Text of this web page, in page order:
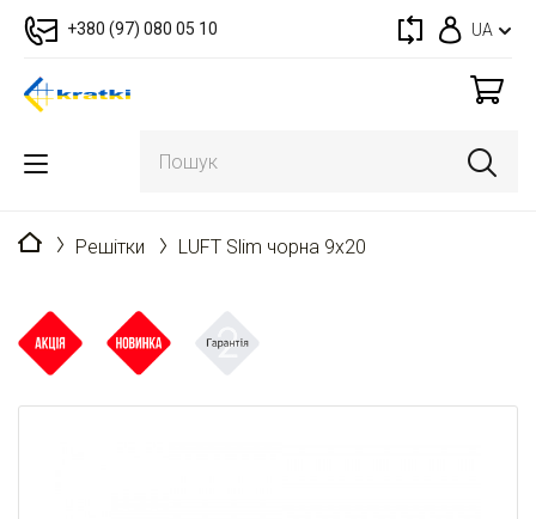
+380 (97) 080 05 10 UA
Головна
Решітки LUFT Slim чорна 9x20